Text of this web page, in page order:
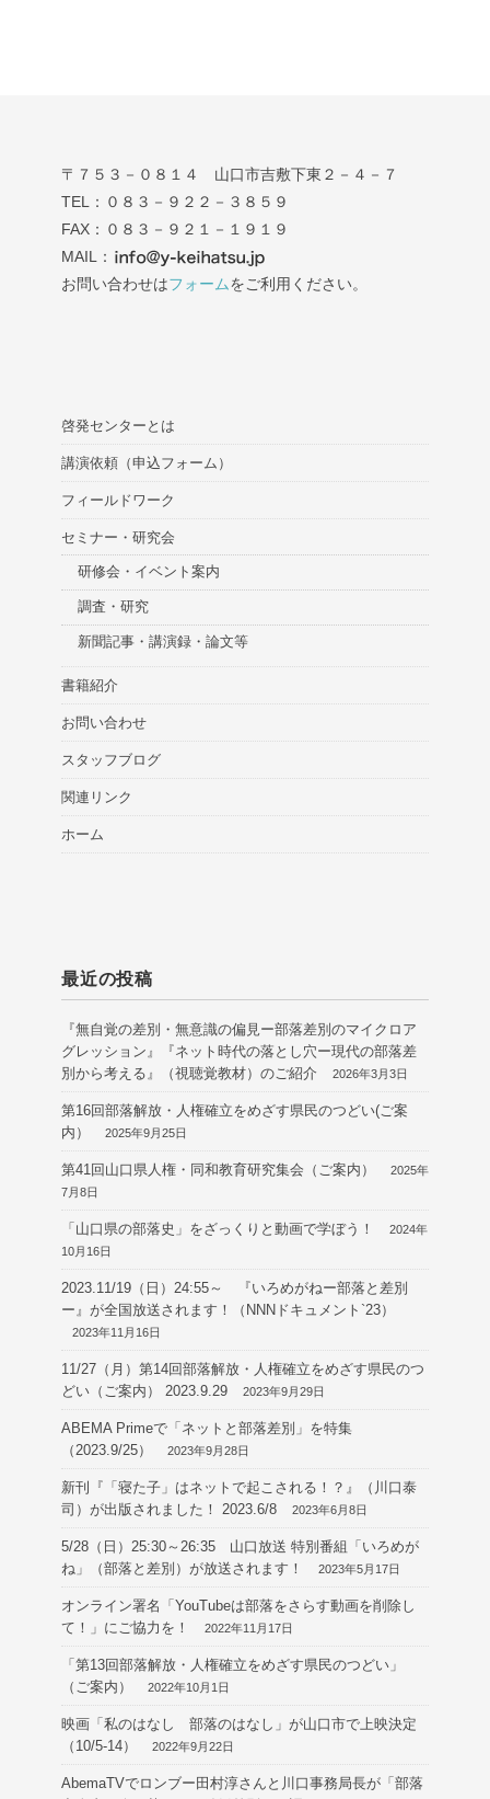
〒７５３－０８１４ 山口市吉敷下東２－４－７
TEL：０８３－９２２－３８５９
FAX：０８３－９２１－１９１９
MAIL：
お問い合わせはフォームをご利用ください。
啓発センターとは
講演依頼（申込フォーム）
フィールドワーク
セミナー・研究会
研修会・イベント案内
調査・研究
新聞記事・講演録・論文等
書籍紹介
お問い合わせ
スタッフブログ
関連リンク
ホーム
最近の投稿
『無自覚の差別・無意識の偏見ー部落差別のマイクロア
グレッション』『ネット時代の落とし穴ー現代の部落差
別から考える』（視聴覚教材）のご紹介
2026年3月3日
第16回部落解放・人権確立をめざす県民のつどい(ご案
内）
2025年9月25日
第41回山口県人権・同和教育研究集会（ご案内）
2025年
7月8日
「山口県の部落史」をざっくりと動画で学ぼう！
2024年
10月16日
2023.11/19（日）24:55～ 『いろめがねー部落と差別
ー』が全国放送されます！（NNNドキュメント`23）
2023年11月16日
11/27（月）第14回部落解放・人権確立をめざす県民のつ
どい（ご案内） 2023.9.29
2023年9月29日
ABEMA Primeで「ネットと部落差別」を特集
（2023.9/25）
2023年9月28日
新刊『「寝た子」はネットで起こされる！？』（川口泰
司）が出版されました！ 2023.6/8
2023年6月8日
5/28（日）25:30～26:35 山口放送 特別番組「いろめが
ね」（部落と差別）が放送されます！
2023年5月17日
オンライン署名「YouTubeは部落をさらす動画を削除し
て！」にご協力を！
2022年11月17日
「第13回部落解放・人権確立をめざす県民のつどい」
（ご案内）
2022年10月1日
映画「私のはなし 部落のはなし」が山口市で上映決定
（10/5-14）
2022年9月22日
AbemaTVでロンブー田村淳さんと川口事務局長が「部落